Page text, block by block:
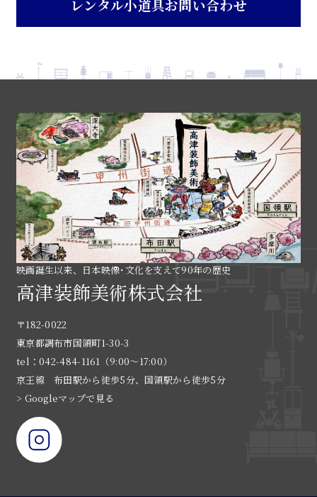
レンタル小道具お問い合わせ
映画誕生以来、日本映像･文化を支えて90年の歴史
高津装飾美術株式会社
〒182-0022
東京都調布市国領町1-30-3
tel：042-484-1161（9:00〜17:00）
京王線 布田駅から徒歩5分、国領駅から徒歩5分
> Googleマップで見る